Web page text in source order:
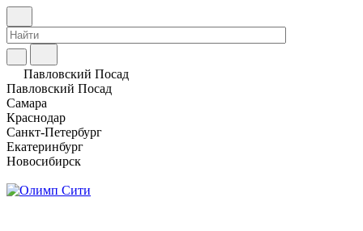
Павловский Посад
Павловский Посад
Самара
Краснодар
Санкт-Петербург
Екатеринбург
Новосибирск